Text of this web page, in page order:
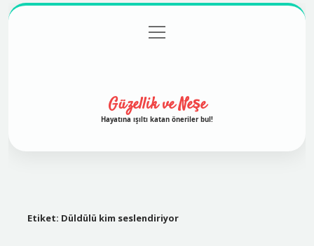
Gizlilik Politikası
menüyü
aç
Güzellik ve Neşe
Hayatına ışıltı katan öneriler bul!
Etiket: Düldülü kim seslendiriyor